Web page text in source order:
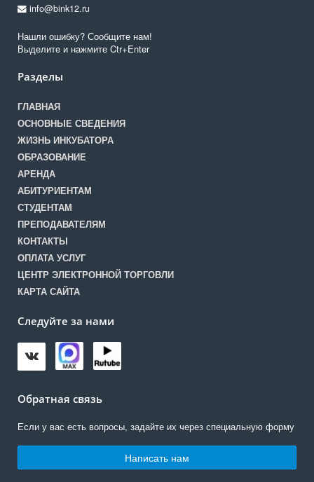
info@bink12.ru
Нашли ошибку? Сообщите нам!
Выделите и нажмите Ctr+Enter
Разделы
ГЛАВНАЯ
ОСНОВНЫЕ СВЕДЕНИЯ
ЖИЗНЬ ИНКУБАТОРА
ОБРАЗОВАНИЕ
АРЕНДА
АБИТУРИЕНТАМ
СТУДЕНТАМ
ПРЕПОДАВАТЕЛЯМ
КОНТАКТЫ
ОПЛАТА УСЛУГ
ЦЕНТР ЭЛЕКТРОННОЙ ТОРГОВЛИ
КАРТА САЙТА
Следуйте за нами
Обратная связь
Если у вас есть вопросы, задайте их через специальную форму
Написать нам